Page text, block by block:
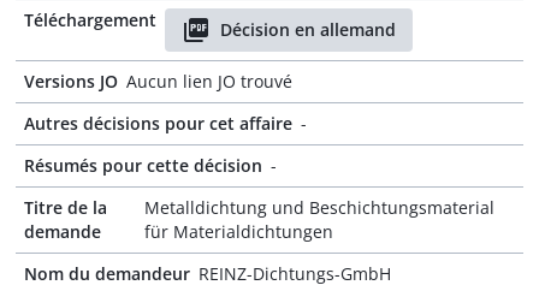
Téléchargement
Décision en allemand
Versions JO Aucun lien JO trouvé
Autres décisions pour cet affaire -
Résumés pour cette décision -
Titre de la
demande
Metalldichtung und Beschichtungsmaterial
für Materialdichtungen
Nom du demandeur REINZ-Dichtungs-GmbH